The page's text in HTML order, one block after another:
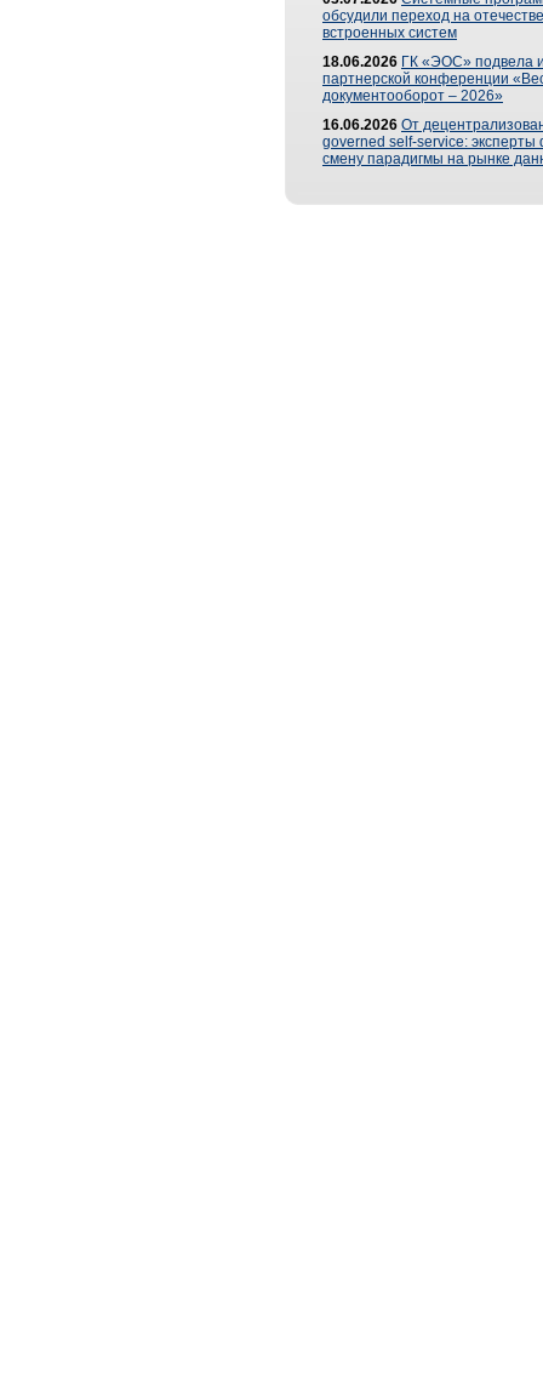
обсудили переход на
встроенных систем
18.06.2026 ГК «ЭОС» подвела
партнерской конференции
документооборот – 2026»
16.06.2026 От
governed self-service: эксперты
смену парадигмы на рынке